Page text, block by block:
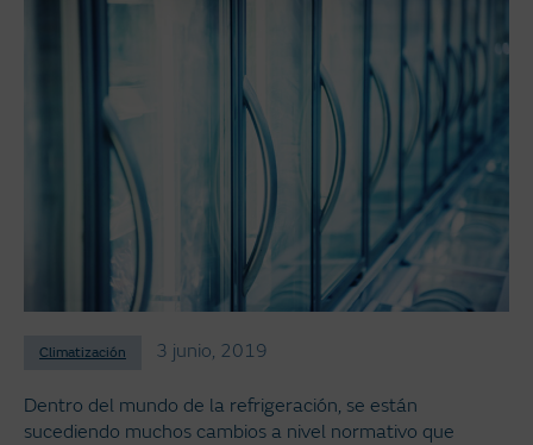
Climatización 3 junio, 2019
Dentro del mundo de la refrigeración, se están
sucediendo muchos cambios a nivel normativo que